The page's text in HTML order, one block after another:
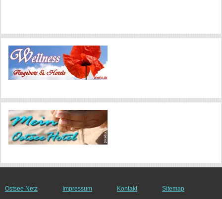
Ostsee Netz Impressum Kontakt
Sitemap